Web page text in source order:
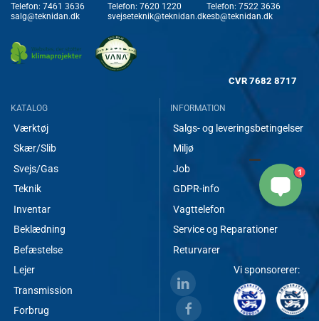
Telefon: 7461 3636
salg@teknidan.dk
Telefon: 7620 1220
svejseteknik@teknidan.dk
Telefon: 7522 3636
esb@teknidan.dk
CVR 7682 8717
KATALOG
Værktøj
Skær/Slib
Svejs/Gas
Teknik
Inventar
Beklædning
Befæstelse
Lejer
Transmission
Forbrug
INFORMATION
Salgs- og leveringsbetingelser
Miljø
Job
GDPR-info
Vagttelefon
Service og Reparationer
Returvarer
Vi sponsorerer:
1